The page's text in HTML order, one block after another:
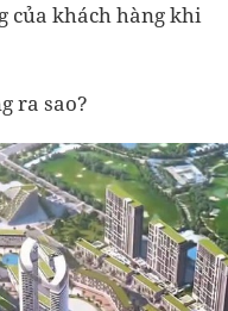
của khách hàng khi
ra sao?